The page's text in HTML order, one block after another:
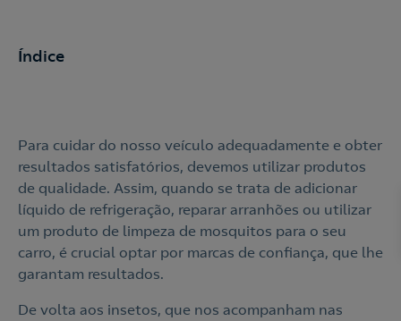
Para cuidar do nosso veículo adequadamente e obter
resultados satisfatórios, devemos utilizar produtos
de qualidade. Assim, quando se trata de adicionar
líquido de refrigeração, reparar arranhões ou utilizar
um produto de limpeza de mosquitos para o seu
carro, é crucial optar por marcas de confiança, que lhe
garantam resultados.
De volta aos insetos, que nos acompanham nas
Índice